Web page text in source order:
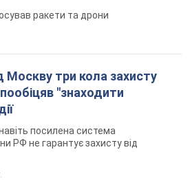
ракети та дрони
Москву три кола захисту
"знаходити
посилена система
РФ не гарантує захисту від